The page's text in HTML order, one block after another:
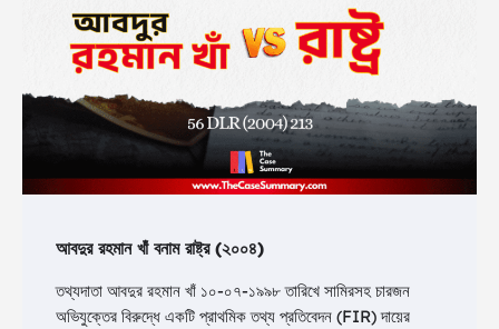
আবদুর রহমান খাঁ বনাম রাষ্ট্র (২০০৪)
তথ্যদাতা আবদুর রহমান খাঁ ১০-০৭-১৯৯৮ তারিখে সামিরসহ চারজন
অভিযুক্তের বিরুদ্ধে একটি প্রাথমিক তথ্য প্রতিবেদন (FIR) দায়ের